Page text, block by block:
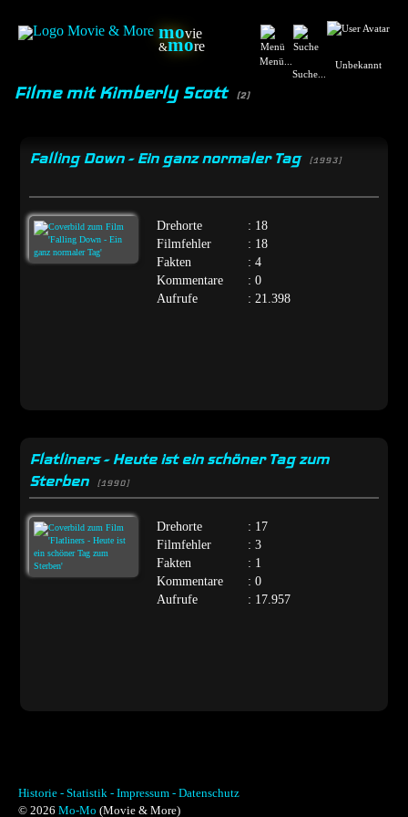
movie
&more
Menü...
Suche...
Unbekannt
Filme mit Kimberly Scott (2)
Falling Down - Ein ganz normaler Tag [1993]
Drehorte
: 18
Filmfehler
: 18
Fakten
: 4
Kommentare
: 0
Aufrufe
: 21.398
Flatliners - Heute ist ein schöner Tag zum
Sterben
[1990]
Drehorte
: 17
Filmfehler
: 3
Fakten
: 1
Kommentare
: 0
Aufrufe
: 17.957
Historie - Statistik - Impressum - Datenschutz
© 2026 Mo-Mo (Movie & More)